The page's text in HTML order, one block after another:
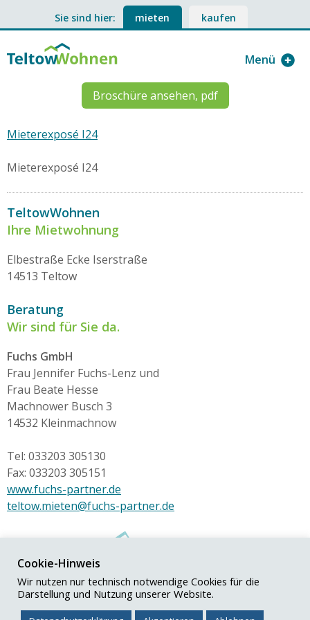
Sie sind hier: mieten kaufen
Menü
Broschüre ansehen, pdf
Mieterexposé I24
Mieterexposé I24
TeltowWohnen
Ihre Mietwohnung
Elbestraße Ecke Iserstraße
14513 Teltow
Beratung
Wir sind für Sie da.
Fuchs GmbH
Frau Jennifer Fuchs-Lenz und
Frau Beate Hesse
Machnower Busch 3
14532 Kleinmachnow
Tel: 033203 305130
Fax: 033203 305151
www.fuchs-partner.de
teltow.mieten@fuchs-partner.de
© Fuchs+Partner GmbH
Impressum|Datenschutz
Cookie-Hinweis
Wir nutzen nur technisch notwendige Cookies für die
Darstellung und Nutzung unserer Website.